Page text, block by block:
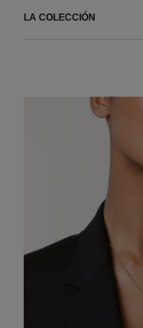
LA COLECCIÓN